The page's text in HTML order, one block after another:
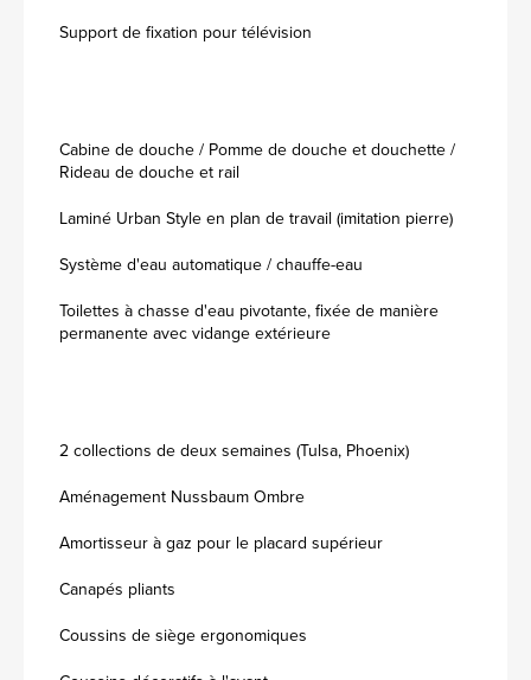
Support de fixation pour télévision
Cabine de douche / Pomme de douche et douchette /
Rideau de douche et rail
Laminé Urban Style en plan de travail (imitation pierre)
Système d'eau automatique / chauffe-eau
Toilettes à chasse d'eau pivotante, fixée de manière
permanente avec vidange extérieure
2 collections de deux semaines (Tulsa, Phoenix)
Aménagement Nussbaum Ombre
Amortisseur à gaz pour le placard supérieur
Canapés pliants
Coussins de siège ergonomiques